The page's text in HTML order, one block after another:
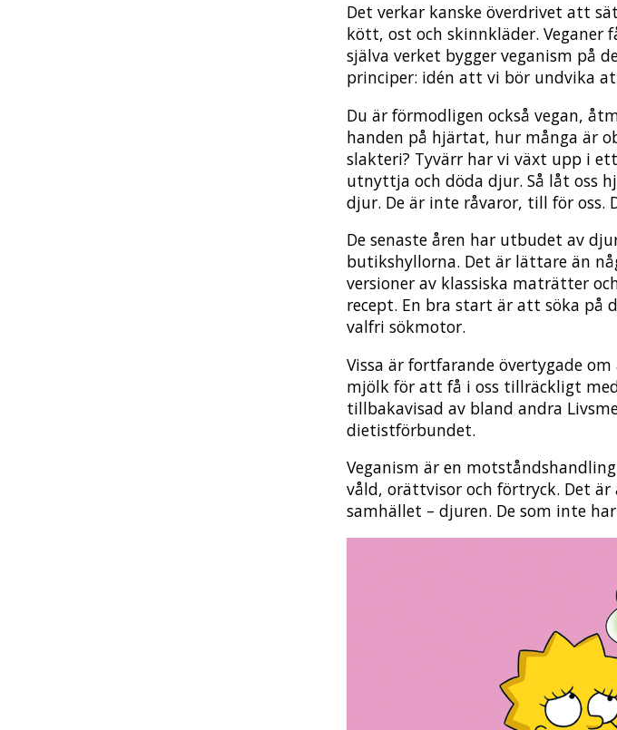
Det verkar kanske överdrivet att
kött, ost och skinnkläder. Veganer
själva verket bygger veganism på
principer: idén att vi bör undvika
Du är förmodligen också vegan,
handen på hjärtat, hur många är
slakteri? Tyvärr har vi växt upp i
utnyttja och döda djur. Så låt oss
djur. De är inte råvaror, till för oss.
De senaste åren har utbudet av
butikshyllorna. Det är lättare än
versioner av klassiska maträtter
recept. En bra start är att söka på
valfri sökmotor.
Vissa är fortfarande övertygade
mjölk för att få i oss tillräckligt
tillbakavisad av bland andra
dietistförbundet.
Veganism är en
våld, orättvisor och förtryck. Det
samhället – djuren. De som inte